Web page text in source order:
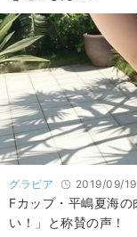
グラビア 2019/09/19
Fカップ・平嶋夏海
い！」と称賛の声！